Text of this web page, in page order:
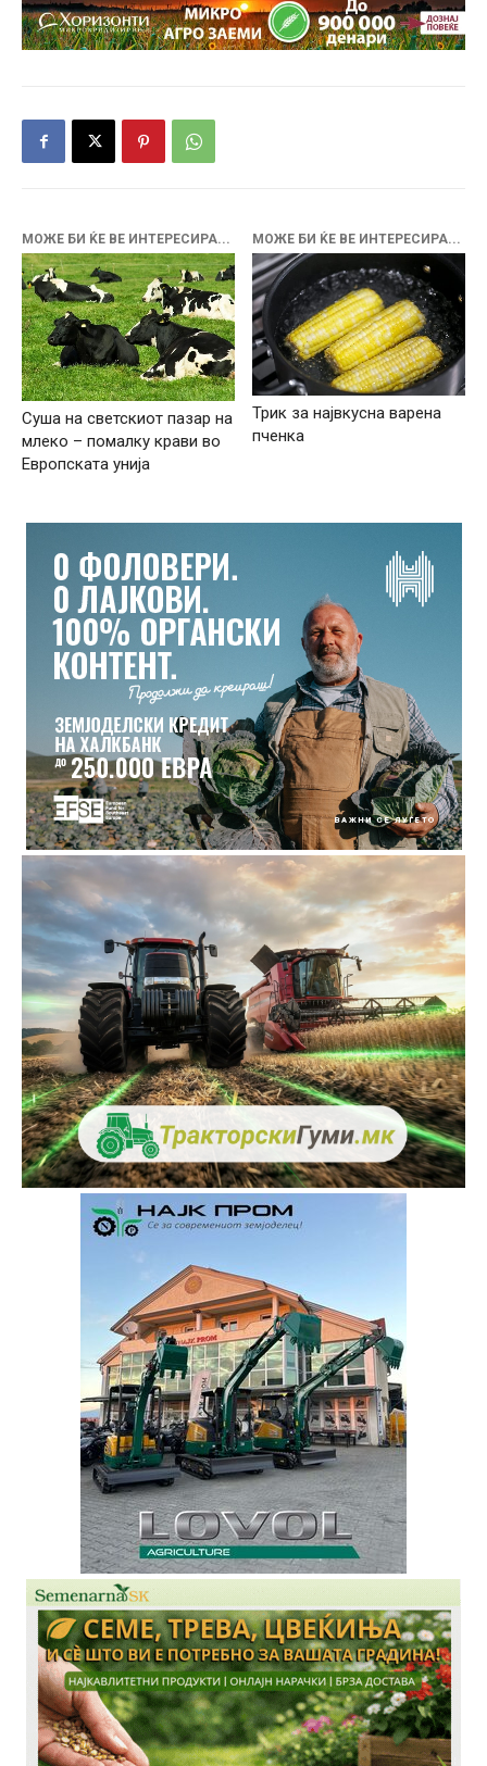
МОЖЕ БИ ЌЕ ВЕ ИНТЕРЕСИРА...
Суша на светскиот пазар на
млеко – помалку крави во
Европската унија
МОЖЕ БИ ЌЕ ВЕ ИНТЕРЕСИРА...
Трик за највкусна варена
пченка